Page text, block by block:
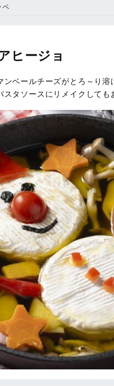
ペ
ヒージョ
ベールチーズがとろ～り
タソースにリメイクしても